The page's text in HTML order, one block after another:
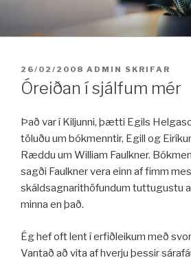
efni
BIRT:
26/02/2008 ADMIN SKRIFAR
Óreiðan í sjálfum mér
Það var í Kiljunni, þætti Egils
töluðu um bókmenntir, Egill og
Ræddu um William Faulkner.
sagði Faulkner vera einn af fimm
skáldsagnarithöfundum tuttugustu
minna en það.
Ég hef oft lent í erfiðleikum með
Vantað að vita af hverju þessir